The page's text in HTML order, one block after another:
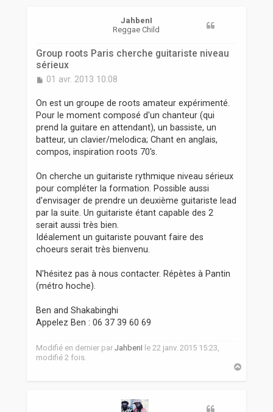
JahbenI
Reggae Child
Group roots Paris cherche guitariste niveau
sérieux
M
s
a
g
e
01 avr. 2013 10:08
On est un groupe de roots amateur expérimenté.
Pour le moment composé d'un chanteur (qui
prend la guitare en attendant), un bassiste, un
batteur, un clavier/melodica; Chant en anglais,
compos, inspiration roots 70's.
On cherche un guitariste rythmique niveau sérieux
pour compléter la formation. Possible aussi
d'envisager de prendre un deuxième guitariste lead
par la suite. Un guitariste étant capable des 2
serait aussi très bien.
Idéalement un guitariste pouvant faire des
choeurs serait très bienvenu.
N'hésitez pas à nous contacter. Répètes à Pantin
(métro hoche).
Ben and Shakabinghi
Appelez Ben : 06 37 39 60 69
Modifié en dernier par JahbenI le 22 janv. 2015 15:23,
modifié 2 fois.